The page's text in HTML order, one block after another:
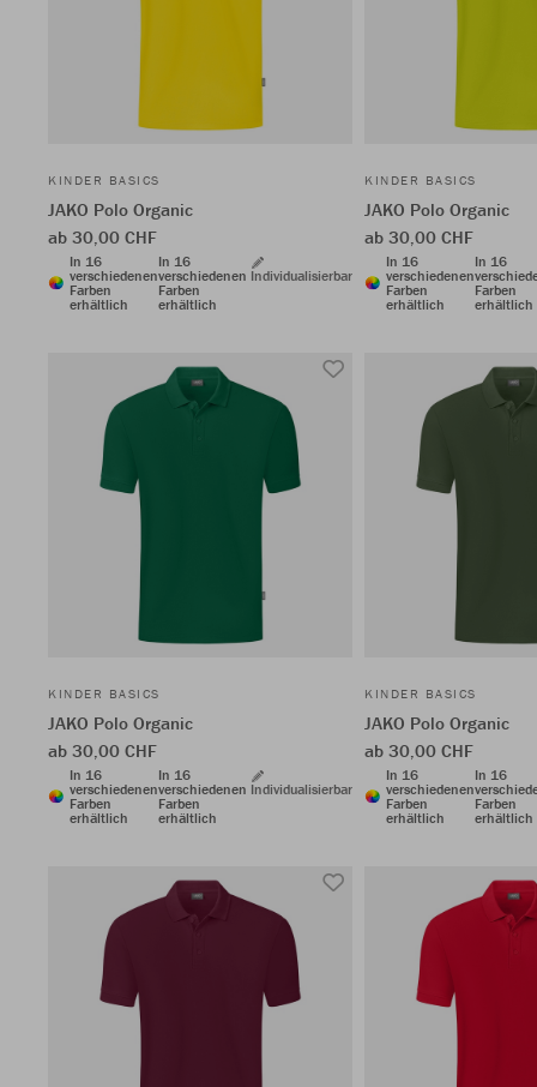
KINDER BASICS
JAKO Polo Organic
ab 30,00 CHF
In 16
verschiedenen
Farben
erhältlich
In 16
verschiedenen
Farben
erhältlich
Individualisierbar
KINDER BASICS
JAKO Polo Organic
ab 30,00 CHF
In 16
verschiedenen
Farben
erhältlich
In 16
Farben
erhältlich
KINDER BASICS
JAKO Polo Organic
ab 30,00 CHF
In 16
verschiedenen
Farben
erhältlich
In 16
verschiedenen
Farben
erhältlich
Individualisierbar
KINDER BASICS
JAKO Polo Organic
ab 30,00 CHF
In 16
verschiedenen
Farben
erhältlich
In 16
Farben
erhältlich